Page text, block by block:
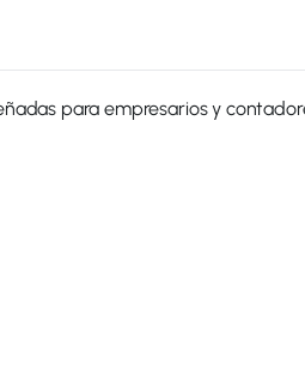
para empresarios y